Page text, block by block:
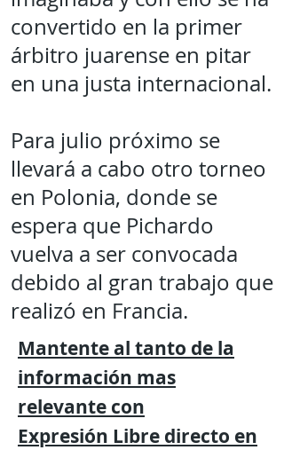
convertido en la primer
árbitro juarense en pitar
en una justa internacional.
Para julio próximo se
llevará a cabo otro torneo
en Polonia, donde se
espera que Pichardo
vuelva a ser convocada
debido al gran trabajo que
realizó en Francia.
Mantente al tanto de la
información mas
relevante con
Expresión Libre directo en